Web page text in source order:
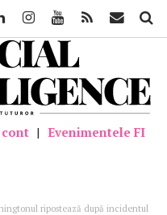
| Evenimentele FI
ripostează după incidentul
InstagramYoutube Feed Mail